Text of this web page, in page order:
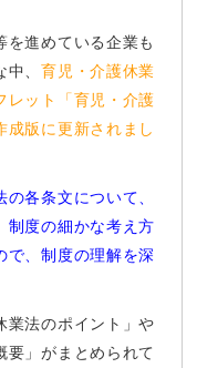
進めている企業も
中、育児・介護休業
レット「育児・介護
版に更新されまし
各条文について、
制度の細かな考え方
で、制度の理解を深
法のポイント」や
要」がまとめられて